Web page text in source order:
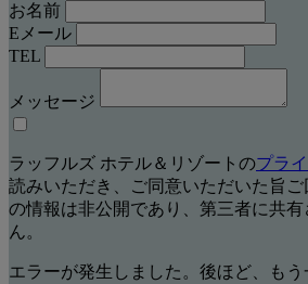
お名前
Eメール
TEL
メッセージ
ラッフルズ ホテル＆リゾートのプラ
読みいただき、ご同意いただいた旨
の情報は非公開であり、第三者に共
ん。
エラーが発生しました。後ほど、も